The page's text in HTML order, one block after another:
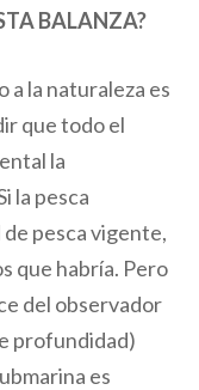
BALANZA?
a la naturaleza es
que todo el
la
la pesca
pesca vigente,
que habría. Pero
del observador
profundidad)
es